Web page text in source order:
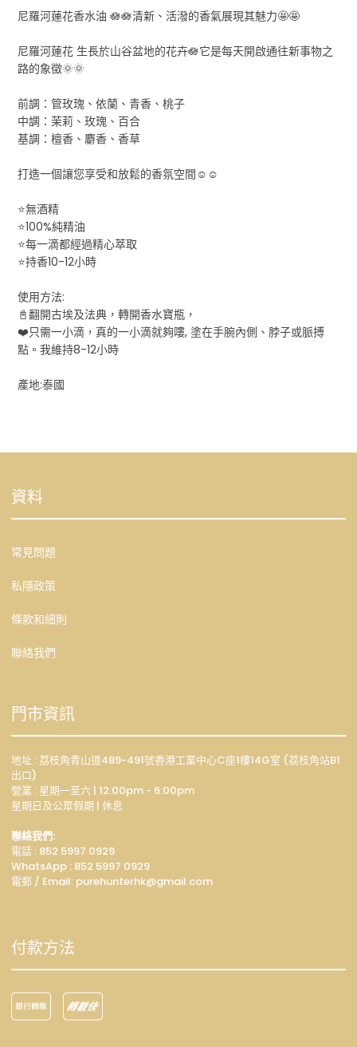
尼羅河蓮花香水油 🪷🪷清新、活潑的香氣展現其魅力🤩🤩
尼羅河蓮花 生長於山谷盆地的花卉🪷它是每天開啟通往新事物之
路的象徵🌞🌞
前調：管玫瑰、依蘭、青香、桃子
中調：茉莉、玫瑰、百合
基調：檀香、麝香、香草
打造一個讓您享受和放鬆的香氛空間☺️☺️
⭐無酒精
⭐100%純精油
⭐每一滴都經過精心萃取
⭐持香10-12小時
使用方法:
📓翻開古埃及法典，轉開香水寶瓶，
❤️只需一小滴，真的一小滴就夠嘍, 塗在手腕內側、脖子或脈搏
點。我維持8-12小時
產地:泰國
資料
常見問題
私隱政策
條款和細則
聯絡我們
門市資訊
地址 : 荔枝角青山道489-491號香港工業中心C座1樓14G室 (荔枝角站B1
出口)
營業 : 星期一至六 | 12:00pm - 6:00pm
星期日及公眾假期 | 休息
聯絡我們:
電話 : 852 5997 0929
WhatsApp : 852 5997 0929
電郵 / Email: purehunterhk@gmail.com
付款方法